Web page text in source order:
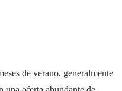
de verano, generalmente